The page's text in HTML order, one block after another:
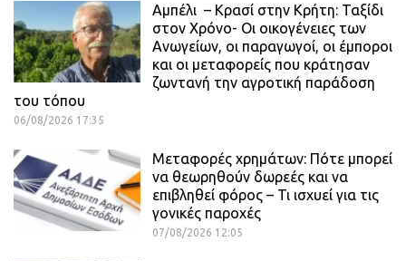
Αμπέλι – Κρασί στην Κρήτη: Ταξίδι
στον Χρόνο- Οι οικογένειες των
Ανωγείων, οι παραγωγοί, οι έμποροι
και οι μεταφορείς που κράτησαν
ζωντανή την αγροτική παράδοση
του τόπου
06/08/2026 17:35
Μεταφορές χρημάτων: Πότε μπορεί
να θεωρηθούν δωρεές και να
επιβληθεί φόρος – Τι ισχυεί για τις
γονικές παροχές
07/08/2026 12:05